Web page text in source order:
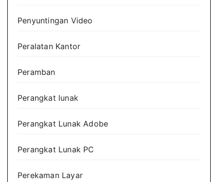
Penyuntingan Video
Peralatan Kantor
Peramban
Perangkat lunak
Perangkat Lunak Adobe
Perangkat Lunak PC
Perekaman Layar